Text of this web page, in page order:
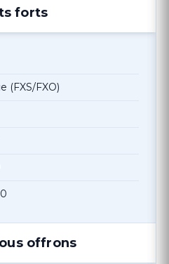
forts
(FXS/FXO)
offrons